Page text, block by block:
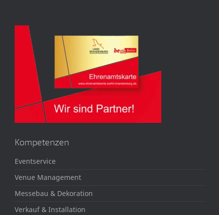
Kompetenzen
Eventservice
Venue Management
Messebau & Dekoration
Verkauf & Installation